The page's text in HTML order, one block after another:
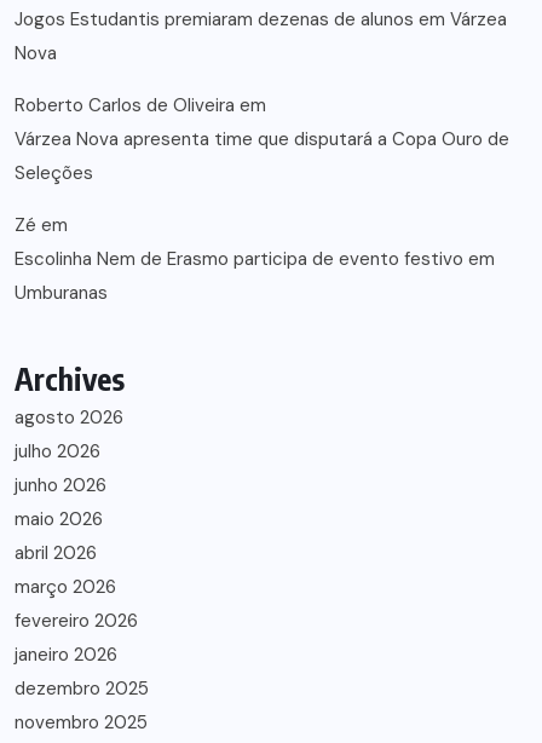
Jogos Estudantis premiaram dezenas de alunos em Várzea
Nova
Roberto Carlos de Oliveira em
Várzea Nova apresenta time que disputará a Copa Ouro de
Seleções
Zé em
Escolinha Nem de Erasmo participa de evento festivo em
Umburanas
Archives
agosto 2026
julho 2026
junho 2026
maio 2026
abril 2026
março 2026
fevereiro 2026
janeiro 2026
dezembro 2025
novembro 2025